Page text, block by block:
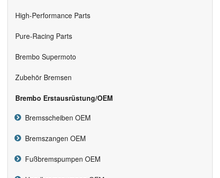
High-Performance Parts
Pure-Racing Parts
Brembo Supermoto
Zubehör Bremsen
Brembo Erstausrüstung/OEM
Bremsscheiben OEM
Bremszangen OEM
Fußbremspumpen OEM